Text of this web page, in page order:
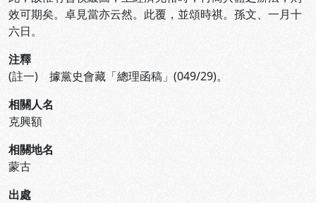
效可期矣。卓見當亦云然。此覆，並頌時祺。孫文、一月十
六日。
注釋
(註一) 據黨史會藏「總理函稿」(049/29)。
相關人名
克興額
相關地名
蒙古
出處